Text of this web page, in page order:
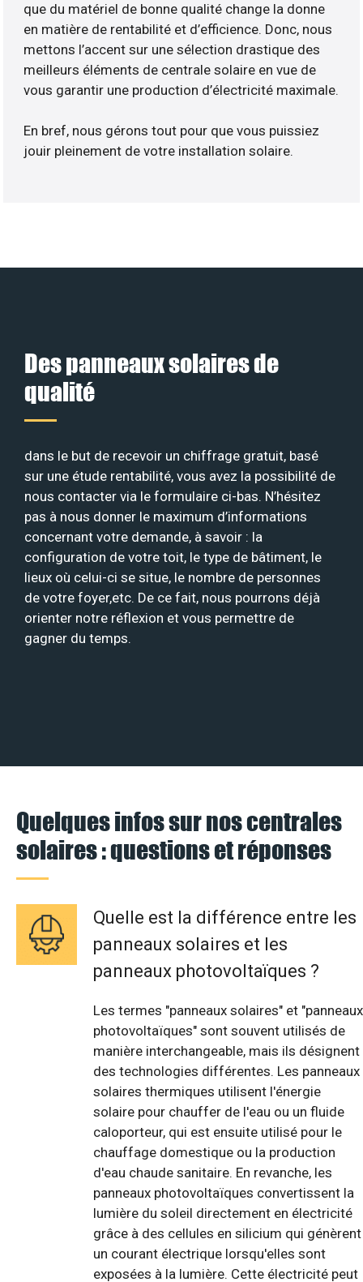
que du matériel de bonne qualité change la donne
en matière de rentabilité et d’efficience. Donc, nous
mettons l’accent sur une sélection drastique des
meilleurs éléments de centrale solaire en vue de
vous garantir une production d’électricité maximale.
En bref, nous gérons tout pour que vous puissiez
jouir pleinement de votre installation solaire.
Des panneaux solaires de
qualité
dans le but de recevoir un chiffrage gratuit, basé
sur une étude rentabilité, vous avez la possibilité de
nous contacter via le formulaire ci-bas. N’hésitez
pas à nous donner le maximum d’informations
concernant votre demande, à savoir : la
configuration de votre toit, le type de bâtiment, le
lieux où celui-ci se situe, le nombre de personnes
de votre foyer,etc. De ce fait, nous pourrons déjà
orienter notre réflexion et vous permettre de
gagner du temps.
Quelques infos sur nos centrales
solaires : questions et réponses
Quelle est la différence entre les
panneaux solaires et les
panneaux photovoltaïques ?
Les termes "panneaux solaires" et "panneaux
photovoltaïques" sont souvent utilisés de
manière interchangeable, mais ils désignent
des technologies différentes. Les panneaux
solaires thermiques utilisent l'énergie
solaire pour chauffer de l'eau ou un fluide
caloporteur, qui est ensuite utilisé pour le
chauffage domestique ou la production
d'eau chaude sanitaire. En revanche, les
panneaux photovoltaïques convertissent la
lumière du soleil directement en électricité
grâce à des cellules en silicium qui génèrent
un courant électrique lorsqu'elles sont
exposées à la lumière. Cette électricité peut